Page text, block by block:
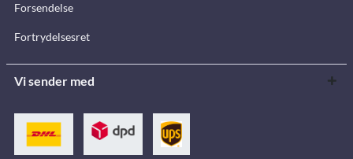
Forsendelse
Fortrydelsesret
Vi sender med